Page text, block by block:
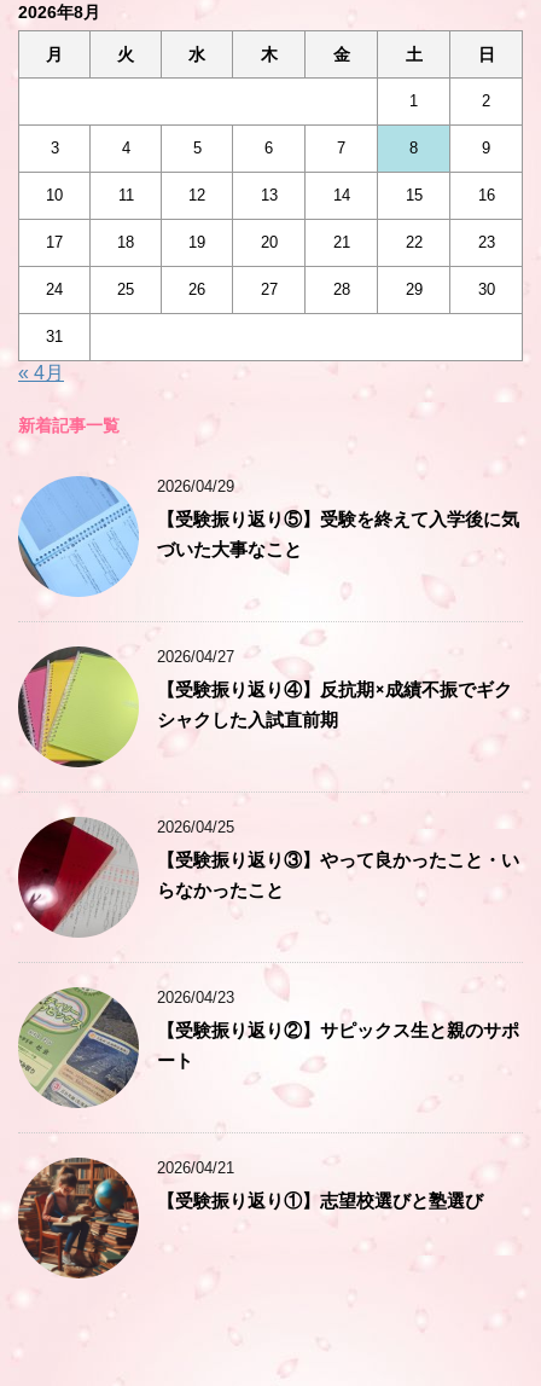
2026年8月
月 火 水 木 金 土 日
1 2
3 4 5 6 7 8 9
10 11 12 13 14 15 16
17 18 19 20 21 22 23
24 25 26 27 28 29 30
31
« 4月
新着記事一覧
2026/04/29
【受験振り返り⑤】受験を終えて入学後に気
づいた大事なこと
2026/04/27
【受験振り返り④】反抗期×成績不振でギク
シャクした入試直前期
2026/04/25
【受験振り返り③】やって良かったこと・い
らなかったこと
2026/04/23
【受験振り返り②】サピックス生と親のサポ
ート
2026/04/21
【受験振り返り①】志望校選びと塾選び